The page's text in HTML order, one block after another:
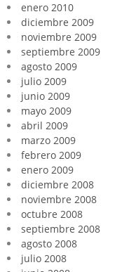
enero 2010
diciembre 2009
noviembre 2009
septiembre 2009
agosto 2009
julio 2009
junio 2009
mayo 2009
abril 2009
marzo 2009
febrero 2009
enero 2009
diciembre 2008
noviembre 2008
octubre 2008
septiembre 2008
agosto 2008
julio 2008